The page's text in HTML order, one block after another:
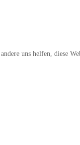
uns helfen, diese